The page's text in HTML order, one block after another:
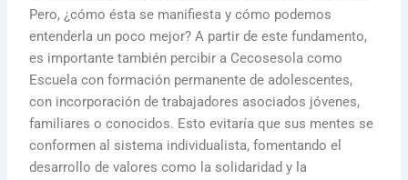
Pero, ¿cómo ésta se manifiesta y cómo podemos
entenderla un poco mejor? A partir de este fundamento,
es importante también percibir a Cecosesola como
Escuela con formación permanente de adolescentes,
con incorporación de trabajadores asociados jóvenes,
familiares o conocidos. Esto evitaría que sus mentes se
conformen al sistema individualista, fomentando el
desarrollo de valores como la solidaridad y la